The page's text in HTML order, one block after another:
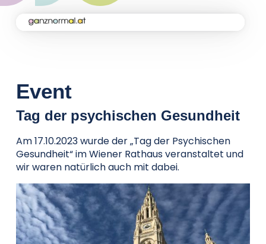
Kampagne
Aktuelles
Soforthilfe
Über uns
Event
Tag der psychischen Gesundheit
Am 17.10.2023 wurde der „Tag der Psychischen
Gesundheit“ im Wiener Rathaus veranstaltet und
wir waren natürlich auch mit dabei.